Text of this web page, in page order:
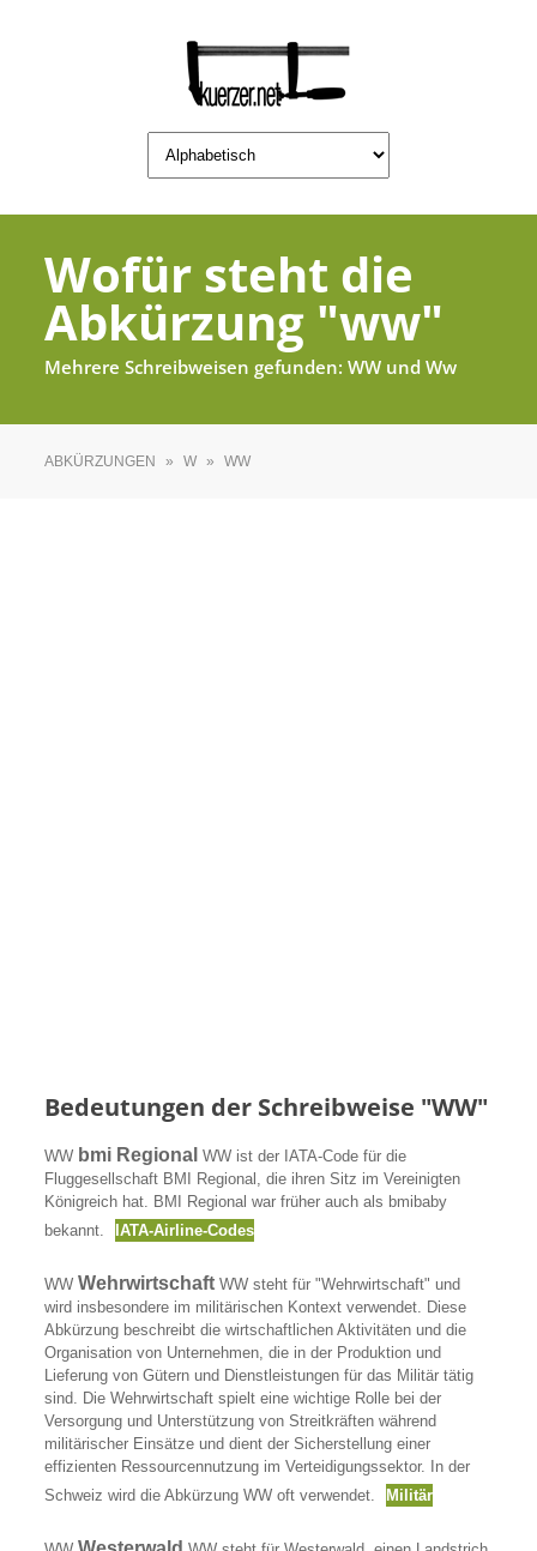
Wofür steht die
Abkürzung "ww"
Mehrere Schreibweisen gefunden: WW und Ww
ABKÜRZUNGEN » W » WW
Bedeutungen der Schreibweise "WW"
WW bmi Regional WW ist der IATA-Code für die
Fluggesellschaft BMI Regional, die ihren Sitz im Vereinigten
Königreich hat. BMI Regional war früher auch als bmibaby
bekannt.
IATA-Airline-Codes
WWWehrwirtschaft WW steht für "Wehrwirtschaft" und
wird insbesondere im militärischen Kontext verwendet. Diese
Abkürzung beschreibt die wirtschaftlichen Aktivitäten und die
Organisation von Unternehmen, die in der Produktion und
Lieferung von Gütern und Dienstleistungen für das Militär tätig
sind. Die Wehrwirtschaft spielt eine wichtige Rolle bei der
Versorgung und Unterstützung von Streitkräften während
militärischer Einsätze und dient der Sicherstellung einer
effizienten Ressourcennutzung im Verteidigungssektor. In der
Schweiz wird die Abkürzung WW oft verwendet.
Militär